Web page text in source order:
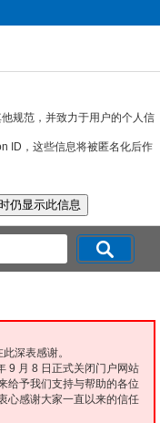
规范，并致力于用户的个人信
ID，这些信息将被匿名化后作
深表感谢。
9 月 8 日正式关闭门户网站
给予我们支持与帮助的各位
心感谢大家一直以来的信任